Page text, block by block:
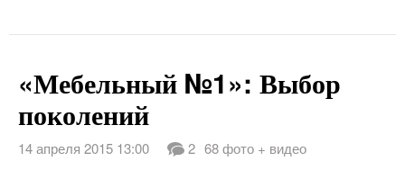
«Мебельный №1»: Выбор
поколений
14 апреля 2015 13:00 2 68 фото + видео